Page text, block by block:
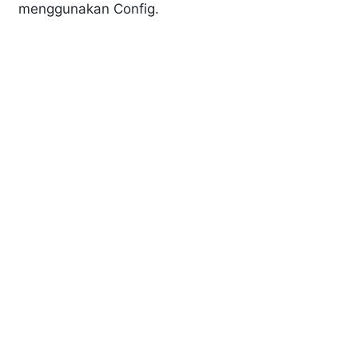
menggunakan Config.